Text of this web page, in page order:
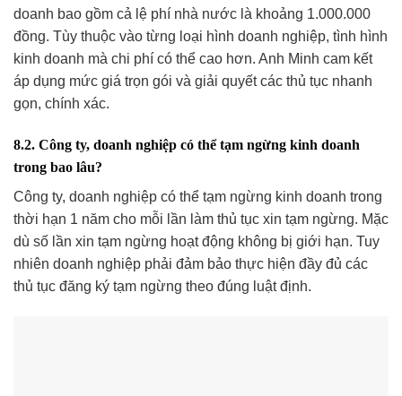
doanh bao gồm cả lệ phí nhà nước là khoảng 1.000.000
đồng. Tùy thuộc vào từng loại hình doanh nghiệp, tình hình
kinh doanh mà chi phí có thể cao hơn. Anh Minh cam kết
áp dụng mức giá trọn gói và giải quyết các thủ tục nhanh
gọn, chính xác.
8.2. Công ty, doanh nghiệp có thể tạm ngừng kinh doanh
trong bao lâu?
Công ty, doanh nghiệp có thể tạm ngừng kinh doanh trong
thời hạn 1 năm cho mỗi lần làm thủ tục xin tạm ngừng. Mặc
dù số lần xin tạm ngừng hoạt động không bị giới hạn. Tuy
nhiên doanh nghiệp phải đảm bảo thực hiện đầy đủ các
thủ tục đăng ký tạm ngừng theo đúng luật định.